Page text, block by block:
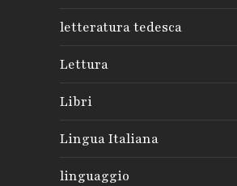
letteratura tedesca
Lettura
Libri
Lingua Italiana
linguaggio